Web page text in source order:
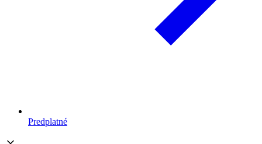
Predplatné